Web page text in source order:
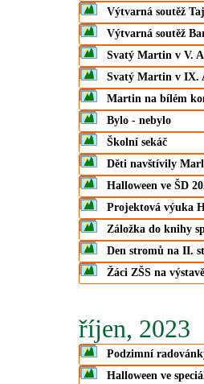
Výtvarná soutěž
Výtvarná soutěž
Svatý Martin v V. A
Svatý Martin v IX.
Martin na bílém
Bylo - nebylo
Školní sekáč
Děti navštívily
Halloween ve ŠD
Projektová výuka
Záložka do knihy
Den stromů na II.
Žáci ZŠS na
říjen, 2023
Podzimní
Halloween ve